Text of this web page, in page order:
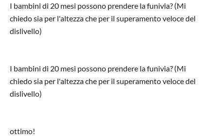
I bambini di 20 mesi possono prendere la funivia? (Mi
chiedo sia per l'altezza che per il superamento veloce del
dislivello)
I bambini di 20 mesi possono prendere la funivia? (Mi
chiedo sia per l'altezza che per il superamento veloce del
dislivello)
ottimo!